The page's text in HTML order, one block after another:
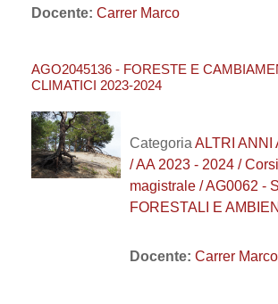
Docente: Carrer Marco
AGO2045136 - FORESTE E
CLIMATICI 2023-2024
Categoria ALTRI ANNI
/ AA 2023 - 2024 /
magistrale / AG0062 -
FORESTALI E
Docente: Carrer Marco